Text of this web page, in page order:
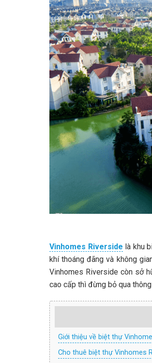
Vinhomes Riverside là khu
khí thoáng đãng và không
Vinhomes Riverside còn sở
cao cấp thì đừng bỏ qua
Giới thiệu về biệt thự
Cho thuê biệt thự Vinhomes